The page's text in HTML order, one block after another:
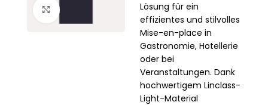
Click to enlarge
Lösung für ein
effizientes und stilvolles
Mise-en-place in
Gastronomie, Hotellerie
oder bei
Veranstaltungen. Dank
hochwertigem Linclass-
Light-Material